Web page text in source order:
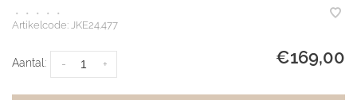
• • • •
•
Artikelcode: JKE24.477
Aantal: +
- €169,00